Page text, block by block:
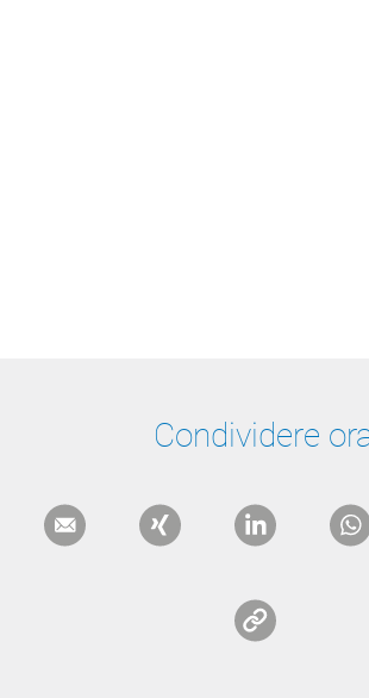
Condividere